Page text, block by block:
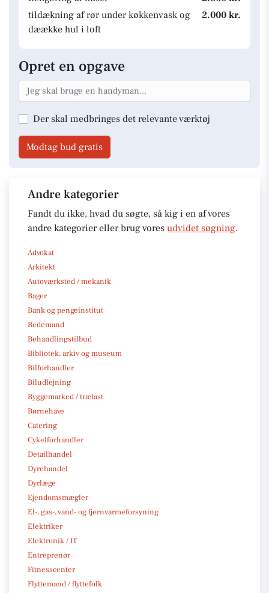
tildækning af rør under køkkenvask og
dæække hul i loft
2.000 kr.
Opret en opgave
Der skal medbringes det relevante værktøj
Modtag bud gratis
Andre kategorier
Fandt du ikke, hvad du søgte, så kig i en af vores
andre kategorier eller brug vores udvidet søgning.
Advokat
Arkitekt
Autoværksted / mekanik
Bager
Bank og pengeinstitut
Bedemand
Behandlingstilbud
Bibliotek, arkiv og museum
Bilforhandler
Biludlejning
Byggemarked / trælast
Børnehave
Catering
Cykelforhandler
Detailhandel
Dyrehandel
Dyrlæge
Ejendomsmægler
El-, gas-, vand- og fjernvarmeforsyning
Elektriker
Elektronik / IT
Entreprenør
Fitnesscenter
Flyttemand / flyttefolk